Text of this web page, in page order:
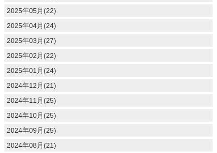
2025年05月(22)
2025年04月(24)
2025年03月(27)
2025年02月(22)
2025年01月(24)
2024年12月(21)
2024年11月(25)
2024年10月(25)
2024年09月(25)
2024年08月(21)